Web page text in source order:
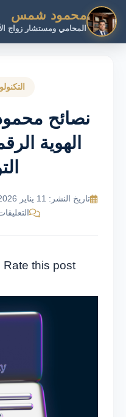
محمود شمس
المحامي ومستشار زواج
نصائح
الهوية
تاريخ النشر: 11 يناير 2026
Rate this post